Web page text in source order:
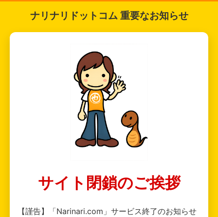
ナリナリドットコム 重要なお知らせ
サイト閉鎖のご挨拶
【謹告】「Narinari.com」サービス終了のお知らせ